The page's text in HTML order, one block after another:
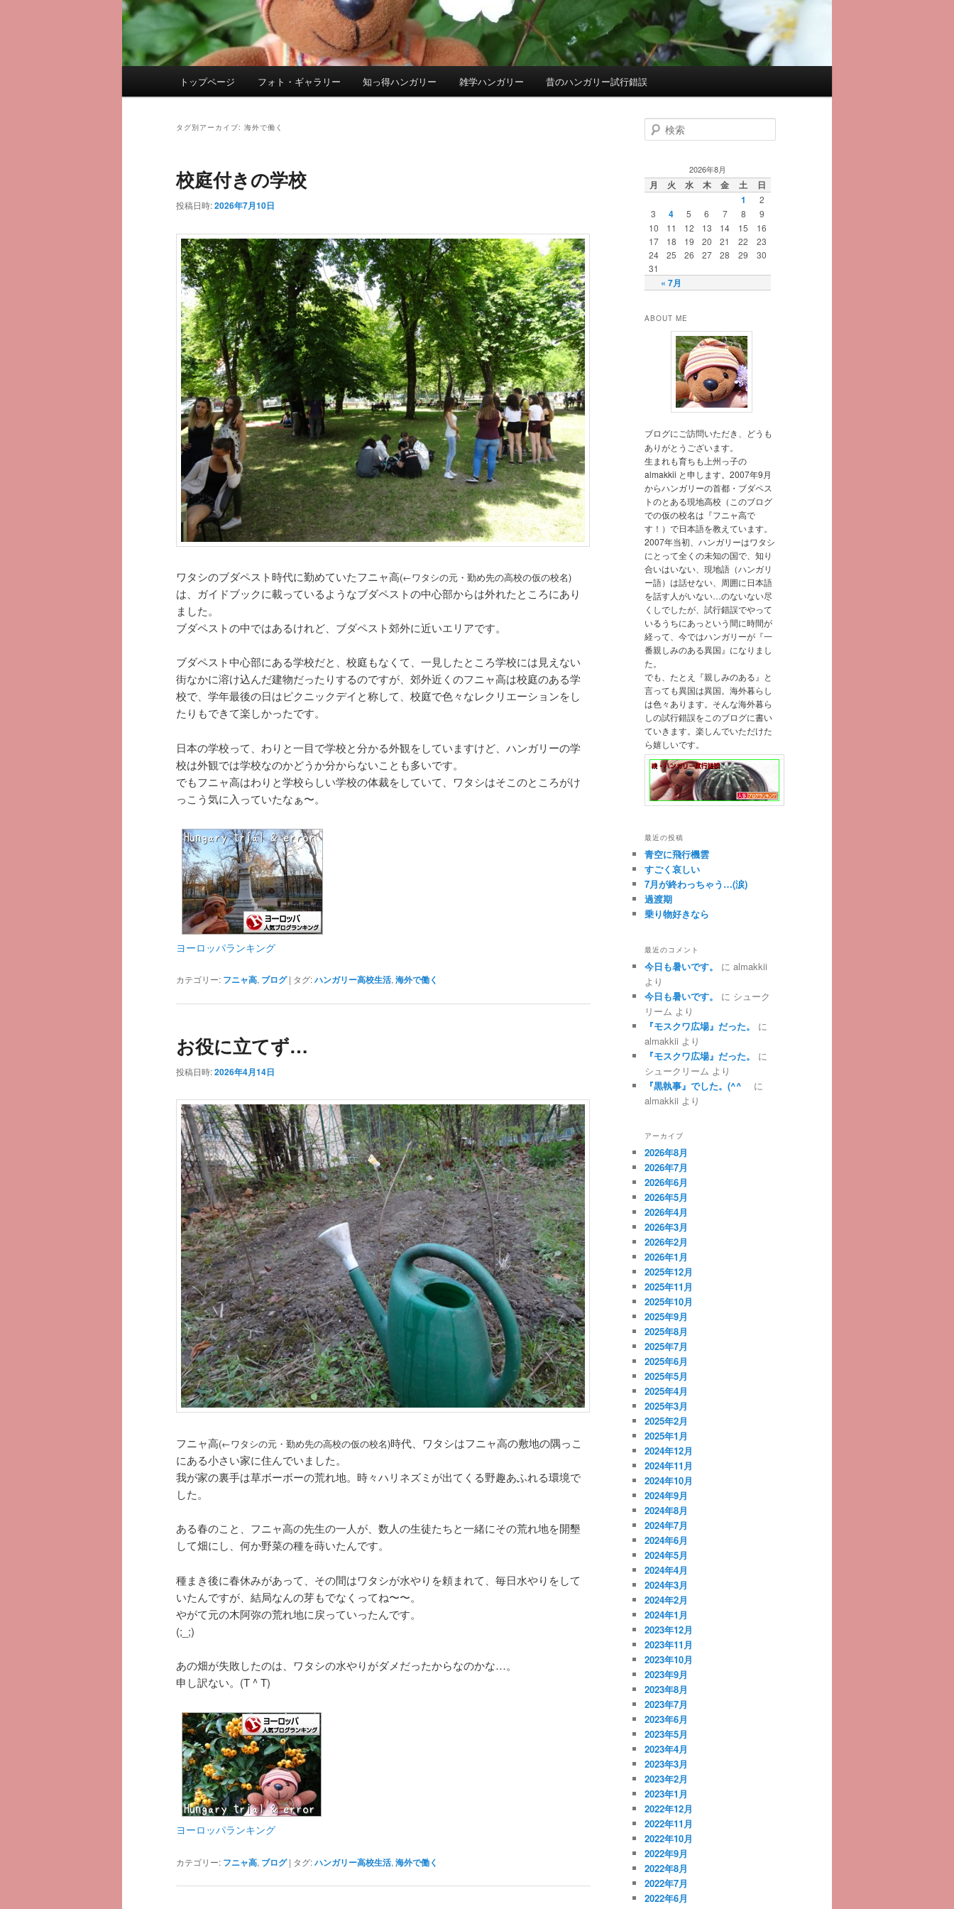
メ
コ
テ
ン
ツ
へ
移
動
サ
ン
ン
ツ
へ
移
動
トップページ フォト・ギャラリー 知っ得ハンガリー 雑学ハンガリー 昔のハンガリー試行錯誤
タグ別アーカイブ: 海外で働く
校庭付きの学校
投稿日時:2026年7月10日
ワタシのブダペスト時代に勤めていたフニャ高(←ワタシの元・勤め先の高校の仮の校名)
は、ガイドブックに載っているようなブダペストの中心部からは外れたところにあり
ました。
ブダペストの中ではあるけれど、ブダペスト郊外に近いエリアです。
ブダペスト中心部にある学校だと、校庭もなくて、一見したところ学校には見えない
街なかに溶け込んだ建物だったりするのですが、郊外近くのフニャ高は校庭のある学
校で、学年最後の日はピクニックデイと称して、校庭で色々なレクリエーションをし
たりもできて楽しかったです。
日本の学校って、わりと一目で学校と分かる外観をしていますけど、ハンガリーの学
校は外観では学校なのかどうか分からないことも多いです。
でもフニャ高はわりと学校らしい学校の体裁をしていて、ワタシはそこのところがけ
っこう気に入っていたなぁ〜。
ヨーロッパランキング
カテゴリー: フニャ高, ブログ | タグ:ハンガリー高校生活,海外で働く
お役に立てず…
投稿日時:2026年4月14日
フニャ高(←ワタシの元・勤め先の高校の仮の校名)時代、ワタシはフニャ高の敷地の隅っこ
にある小さい家に住んでいました。
我が家の裏手は草ボーボーの荒れ地。時々ハリネズミが出てくる野趣あふれる環境で
した。
ある春のこと、フニャ高の先生の一人が、数人の生徒たちと一緒にその荒れ地を開墾
して畑にし、何か野菜の種を蒔いたんです。
種まき後に春休みがあって、その間はワタシが水やりを頼まれて、毎日水やりをして
いたんですが、結局なんの芽もでなくってね〜〜。
やがて元の木阿弥の荒れ地に戻っていったんです。
(;_;)
あの畑が失敗したのは、ワタシの水やりがダメだったからなのかな…。
申し訳ない。(T ^ T)
ヨーロッパランキング
カテゴリー: フニャ高, ブログ | タグ:ハンガリー高校生活, 海外で働く
検
索
2026年8月
月 火 水 木 金 土 日
« 7月
1
2
3
4 5 6 7 8
9
10
11 12 13 14 15
16
17
18 19 20 21 22
23
24
25 26 27 28 29
30
31
ABOUT ME
ブログにご訪問いただき、どうも
ありがとうございます。
生まれも育ちも上州っ子の
almakkii と申します。2007年9月
からハンガリーの首都・ブダペス
トのとある現地高校（このブログ
での仮の校名は『フニャ高で
す！）で日本語を教えています。
2007年当初、ハンガリーはワタシ
にとって全くの未知の国で、知り
合いはいない、現地語（ハンガリ
ー語）は話せない、周囲に日本語
を話す人がいない…のないない尽
くしでしたが、試行錯誤でやって
いるうちにあっという間に時間が
経って、今ではハンガリーが『一
番親しみのある異国』になりまし
た。
でも、たとえ『親しみのある』と
言っても異国は異国。海外暮らし
は色々あります。そんな海外暮ら
しの試行錯誤をこのブログに書い
ていきます。楽しんでいただけた
ら嬉しいです。
最近の投稿
青空に飛行機雲
すごく哀しい
7月が終わっちゃう…(涙)
過渡期
乗り物好きなら
最近のコメント
今日も暑いです。 に almakkii
より
今日も暑いです。
に シューク
リーム より
『モスクワ広場』だった。
に
almakkii より
『モスクワ広場』だった。
に
シュークリーム より
『黒執事』でした。(^^ゞ
に
almakkii より
アーカイブ
2026年8月
2026年7月
2026年6月
2026年5月
2026年4月
2026年3月
2026年2月
2026年1月
2025年12月
2025年11月
2025年10月
2025年9月
2025年8月
2025年7月
2025年6月
2025年5月
2025年4月
2025年3月
2025年2月
2025年1月
2024年12月
2024年11月
2024年10月
2024年9月
2024年8月
2024年7月
2024年6月
2024年5月
2024年4月
2024年3月
2024年2月
2024年1月
2023年12月
2023年11月
2023年10月
2023年9月
2023年8月
2023年7月
2023年6月
2023年5月
2023年4月
2023年3月
2023年2月
2023年1月
2022年12月
2022年11月
2022年10月
2022年9月
2022年8月
2022年7月
2022年6月